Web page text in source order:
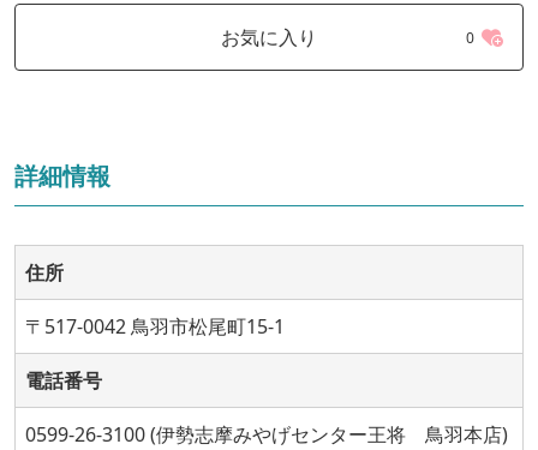
お気に入り 0
詳細情報
住所
〒517-0042 鳥羽市松尾町15-1
電話番号
0599-26-3100 (伊勢志摩みやげセンター王将 鳥羽本店)